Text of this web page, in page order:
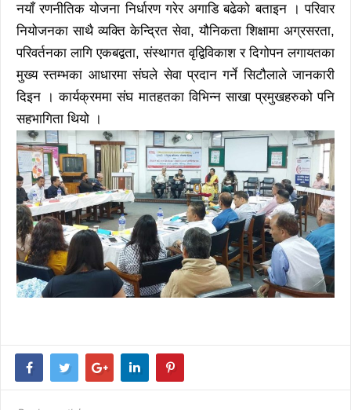
नयाँ रणनीतिक योजना निर्धारण गरेर अगाडि बढेको बताइन । परिवार
नियोजनका साथै व्यक्ति केन्द्रित सेवा, यौनिकता शिक्षामा अग्रसरता,
परिवर्तनका लागि एकबद्वता, संस्थागत वृद्विविकाश र दिगोपन लगायतका
मुख्य स्तम्भका आधारमा संघले सेवा प्रदान गर्ने सिटौलाले जानकारी
दिइन । कार्यक्रममा संघ मातहतका विभिन्न साखा प्रमुखहरुको पनि
सहभागिता थियो ।